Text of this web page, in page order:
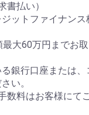
書払い）
ットファイナンス
大60万円までお
銀行口座または、
い。
数料はお客様にて